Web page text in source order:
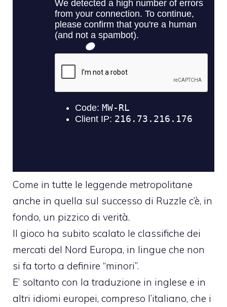
Come in tutte le leggende metropolitane
anche in quella sul successo di Ruzzle c’è, in
fondo, un pizzico di verità.
Il gioco ha subito scalato le classifiche dei
mercati del Nord Europa, in lingue che non
si fa torto a definire “minori”.
E’ soltanto con la traduzione in inglese e in
altri idiomi europei, compreso l’italiano, che i